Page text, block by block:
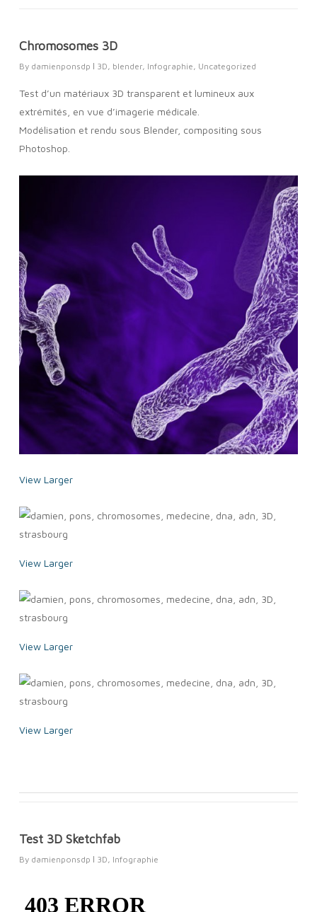
Chromosomes 3D
By damienponsdp 3D, blender, Infographie, Uncategorized
Test d’un matériaux 3D transparent et lumineux aux
extrémités, en vue d’imagerie médicale.
Modélisation et rendu sous Blender, compositing sous
Photoshop.
View Larger
View Larger
View Larger
View Larger
Test 3D Sketchfab
By damienponsdp 3D, Infographie